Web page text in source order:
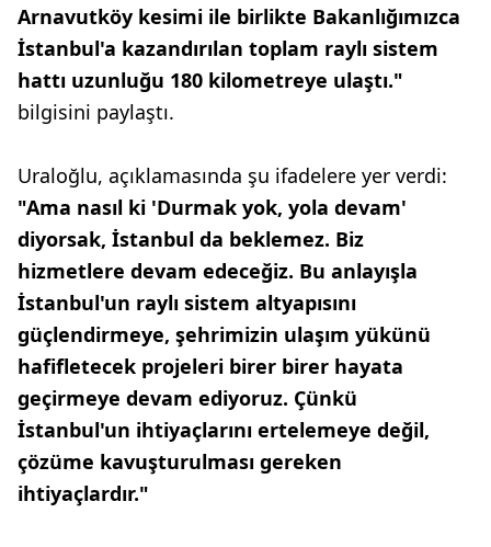
Arnavutköy kesimi ile birlikte Bakanlığımızca
İstanbul'a kazandırılan toplam raylı sistem
hattı uzunluğu 180 kilometreye ulaştı."
bilgisini paylaştı.
Uraloğlu, açıklamasında şu ifadelere yer verdi:
"Ama nasıl ki 'Durmak yok, yola devam'
diyorsak, İstanbul da beklemez. Biz
hizmetlere devam edeceğiz. Bu anlayışla
İstanbul'un raylı sistem altyapısını
güçlendirmeye, şehrimizin ulaşım yükünü
hafifletecek projeleri birer birer hayata
geçirmeye devam ediyoruz. Çünkü
İstanbul'un ihtiyaçlarını ertelemeye değil,
çözüme kavuşturulması gereken
ihtiyaçlardır."